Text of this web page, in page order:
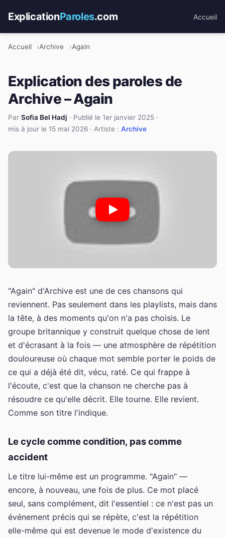
ExplicationParoles.com Accueil
Accueil Archive Again
Explication des paroles de
Archive – Again
Par Sofia Bel Hadj · Publié le 1er janvier 2025 ·
mis à jour le 15 mai 2026 · Artiste : Archive
"Again" d'Archive est une de ces chansons qui
reviennent. Pas seulement dans les playlists, mais dans
la tête, à des moments qu'on n'a pas choisis. Le
groupe britannique y construit quelque chose de lent
et d'écrasant à la fois — une atmosphère de répétition
douloureuse où chaque mot semble porter le poids de
ce qui a déjà été dit, vécu, raté. Ce qui frappe à
l'écoute, c'est que la chanson ne cherche pas à
résoudre ce qu'elle décrit. Elle tourne. Elle revient.
Comme son titre l'indique.
Le cycle comme condition, pas comme
accident
Le titre lui-même est un programme. "Again" —
encore, à nouveau, une fois de plus. Ce mot placé
seul, sans complément, dit l'essentiel : ce n'est pas un
événement précis qui se répète, c'est la répétition
elle-même qui est devenue le mode d'existence du